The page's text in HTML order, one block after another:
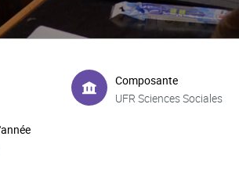
Composante
UFR Sciences Sociales